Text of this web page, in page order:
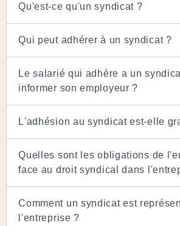
Qu'est-ce qu'un syndicat ?
Qui peut adhérer à un syndicat ?
Le salarié qui adhère a un
informer son employeur ?
L'adhésion au syndicat est-elle
Quelles sont les obligations de
face au droit syndical dans
Comment un syndicat est
l'entreprise ?